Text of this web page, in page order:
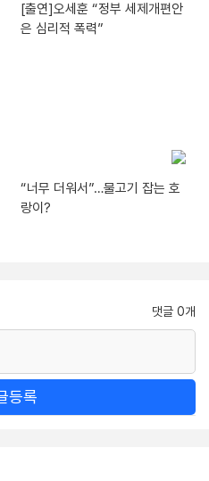
[출연]오세훈 “정부 세제개편안
은 심리적 폭력”
“너무 더워서”…물고기 잡는 호
랑이?
댓글 0개
등록